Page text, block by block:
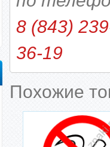
8 (843)
36-19
Похожие